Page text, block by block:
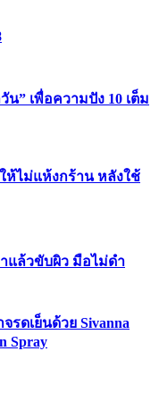
น” เพื่อความปัง 10 เต็ม
ห้ไม่แห้งกร้าน หลังใช้
าแล้วขับผิว มือไม่ดำ
รดเย็นด้วย Sivanna
Spray